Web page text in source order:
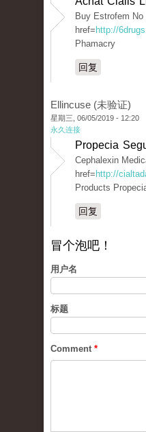
Buy Estrofem
href= http://
Phamacry
回复
Ellincuse (未验证)
星期三, 06/05/2019 - 12:20
永久连接
Propecia
Cephalexin
href= http://
Products
回复
冒个泡吧！
用户名
标题
Comment *